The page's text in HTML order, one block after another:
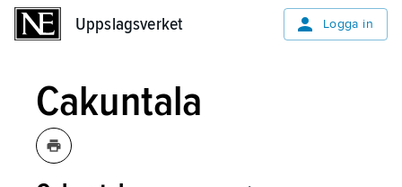
Uppslagsverket Logga in
Cakuntala